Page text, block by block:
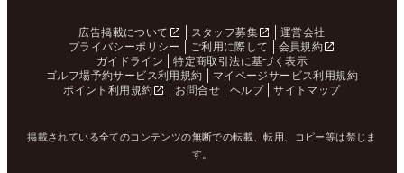
広告掲載について スタッフ募集
運営会社
プライバシーポリシー
ご利用に際して
会員規約
ガイドライン
特定商取引法に基づく表示
ゴルフ場予約サービス利用規約
マイページサービス利用規約
ポイント利用規約
お問合せ ヘルプ サイトマップ
掲載されている全てのコンテンツの無断での転載、転用、コピー等は禁じま
す。